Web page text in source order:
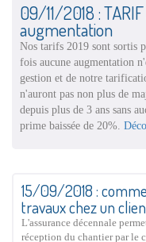
09/11/2018 :
augmentation
Nos tarifs 2019 sont sortis
fois aucune augmentation
gestion et de notre
n'auront pas non plus de
depuis plus de 3 ans sans
prime baissée de 20%.
15/09/2018 :
travaux chez un
L'assurance décennale
réception du chantier par le